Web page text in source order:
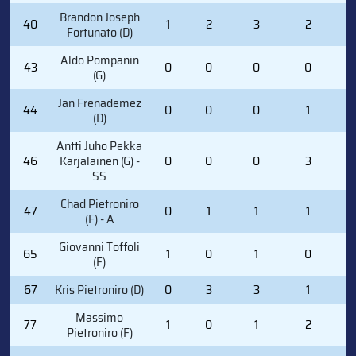
40 Brandon Joseph
Fortunato (D) 1 2 3 2
43 Aldo Pompanin
(G) 0 0 0 0
44 Jan Frenademez
(D) 0 0 0 1
46
Antti Juho Pekka
Karjalainen (G) -
SS
0 0 0 3
47 Chad Pietroniro
(F) - A 0 1 1 1
65 Giovanni Toffoli
(F) 1 0 1 0
67
Kris Pietroniro (D) 0 3 3 1
77
Massimo
Pietroniro (F) 1 0 1 2